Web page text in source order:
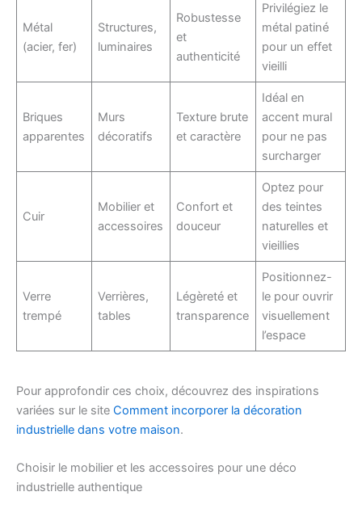
Métal
(acier, fer)
Structures,
luminaires
Robustesse
et
authenticité
Privilégiez le
métal patiné
pour un effet
vieilli
Briques
apparentes
Murs
décoratifs
Texture brute
et caractère
Idéal en
accent mural
pour ne pas
surcharger
Cuir
Mobilier et
accessoires
Confort et
douceur
Optez pour
des teintes
naturelles et
vieillies
Verre
trempé
Verrières,
tables
Légèreté et
transparence
Positionnez-
le pour ouvrir
visuellement
l’espace
Pour approfondir ces choix, découvrez des inspirations
variées sur le site Comment incorporer la décoration
industrielle dans votre maison.
Choisir le mobilier et les accessoires pour une déco
industrielle authentique